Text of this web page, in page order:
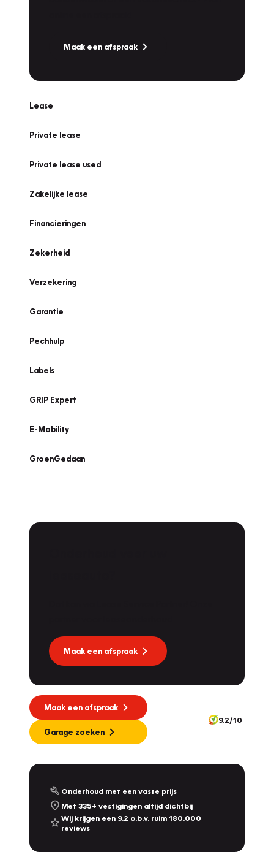
Maak een afspraak
Lease
Private lease
Private lease used
Zakelijke lease
Financieringen
Zekerheid
Verzekering
Garantie
Pechhulp
Labels
GRIP Expert
E-Mobility
GroenGedaan
Maak een afspraak
Maak een afspraak
Garage zoeken
9.2/10
Onderhoud met een vaste prijs
Met 335+ vestigingen altijd dichtbij
Wij krijgen een 9.2 o.b.v. ruim 180.000
reviews